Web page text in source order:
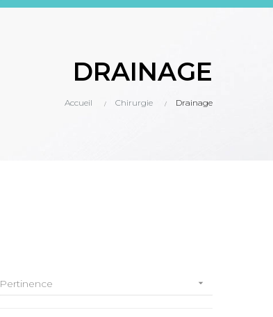
DRAINAGE
Accueil Chirurgie Drainage
Pertinence 